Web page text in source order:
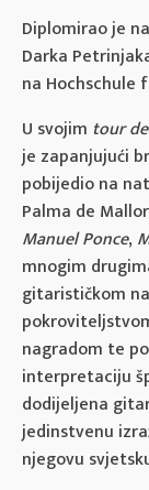
Diplomirao je
Darka
na Hochschule
U svojim tour
je zapanjujući
pobijedio na
Palma de
Manuel Ponce,
mnogim
gitarističkom
nagradom te
interpretaciju
dodijeljena
jedinstvenu
njegovu